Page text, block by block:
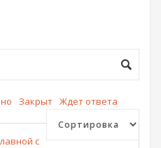
Закрыт Ждет ответа
с